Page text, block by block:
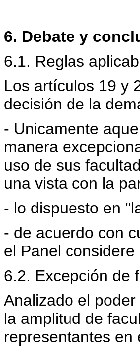
6. Debate y
6.1. Reglas
Los artículos 19 y
decisión de la
- Unicamente
manera
uso de sus
una vista con la
- lo dispuesto en
- de acuerdo con
el Panel considere
6.2. Excepción de
Analizado el
la amplitud de
representantes en